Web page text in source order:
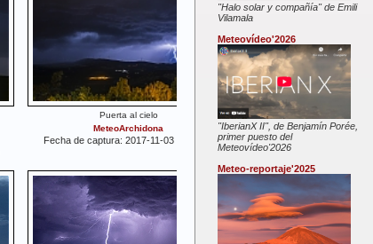
"Halo solar y compañía" de Emili
Vilamala
Meteovídeo'2026
"IberianX II", de Benjamín Porée,
primer puesto del
Meteovídeo'2026
Meteo-reportaje'2025
Puerta al cielo
MeteoArchidona
Fecha de captura: 2017-11-03 20:41:55